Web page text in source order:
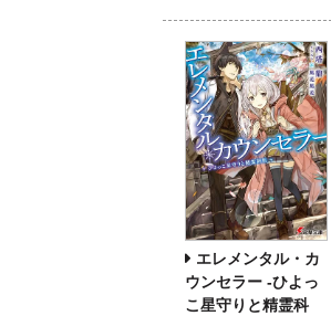
エレメンタル・カ
ウンセラー -ひよっ
こ星守りと精霊科